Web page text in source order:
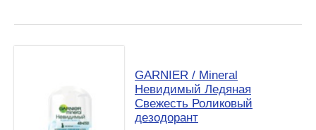
GARNIER / Mineral
Невидимый Ледяная
Свежесть Роликовый
дезодорант